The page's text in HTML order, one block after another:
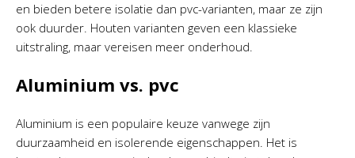
en bieden betere isolatie dan pvc-varianten, maar ze zijn
ook duurder. Houten varianten geven een klassieke
uitstraling, maar vereisen meer onderhoud.
Aluminium vs. pvc
Aluminium is een populaire keuze vanwege zijn
duurzaamheid en isolerende eigenschappen. Het is